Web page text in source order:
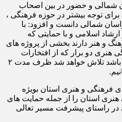
شمالی و حضور در بین اصحاب
توجه بیشتر در حوزه فرهنگی ،
شمالی دانست و افزود: با
اسلامی و با حمایتی که
و هنر دارند بخشی از پروژه های
هنری دو برار که از افتخارات
منطقه شمال شرق کشور می باشد تلاش خواهد شد ظرف مدت ۲
فرهنگی و هنری استان بویژه
استان را از جمله حمایت های
راستای پیشرفت مسیر تعالی